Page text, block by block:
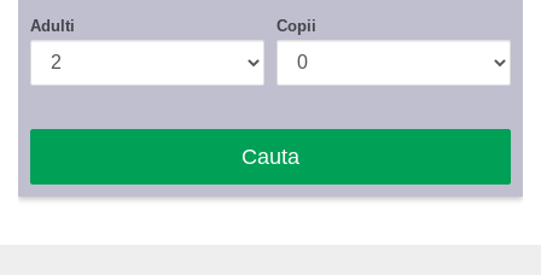
Adulti
Copii
Cauta